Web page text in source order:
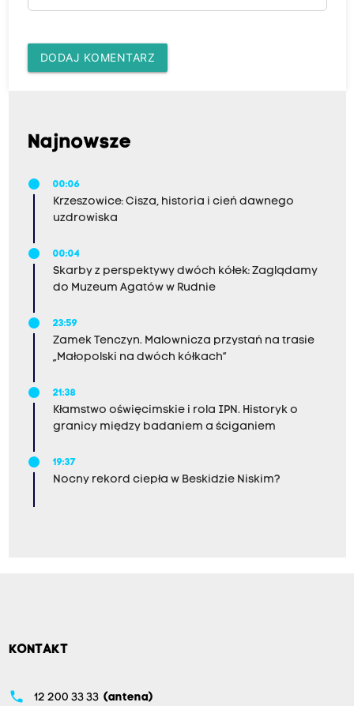
DODAJ KOMENTARZ
Najnowsze
00:06
Krzeszowice: Cisza, historia i cień dawnego
uzdrowiska
00:04
Skarby z perspektywy dwóch kółek: Zaglądamy
do Muzeum Agatów w Rudnie
23:59
Zamek Tenczyn. Malownicza przystań na trasie
„Małopolski na dwóch kółkach”
21:38
Kłamstwo oświęcimskie i rola IPN. Historyk o
granicy między badaniem a ściganiem
19:37
Nocny rekord ciepła w Beskidzie Niskim?
KONTAKT
phone 12 200 33 33 (antena)